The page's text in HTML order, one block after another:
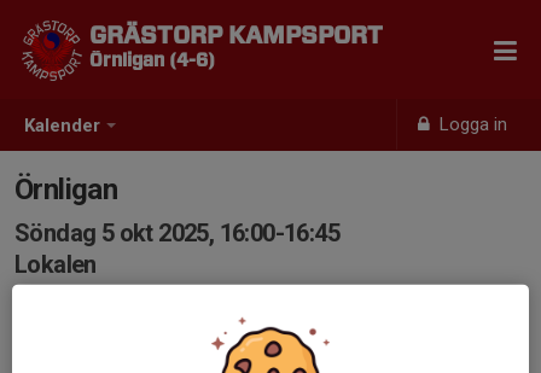
Kalender Logga in
GRÄSTORP KAMPSPORT
Örnligan (4-6)
Örnligan
Söndag 5 okt 2025, 16:00-16:45
Lokalen